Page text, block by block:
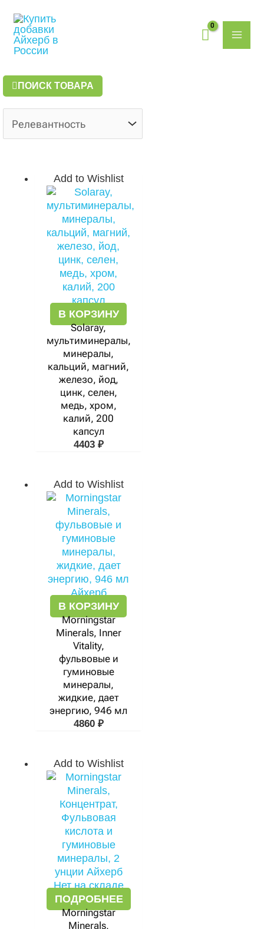
содержимому
ПОИСК ТОВАРА
Add to Wishlist
В КОРЗИНУ
Solaray,
мультиминералы,
минералы,
кальций, магний,
железо, йод,
цинк, селен,
медь, хром,
калий, 200
капсул
4403 ₽
Add to Wishlist
В КОРЗИНУ
Morningstar
Minerals, Inner
Vitality,
фульвовые и
гуминовые
минералы,
жидкие, дает
энергию, 946 мл
4860 ₽
Add to Wishlist
Нет на складе
ПОДРОБНЕЕ
Morningstar
Minerals,